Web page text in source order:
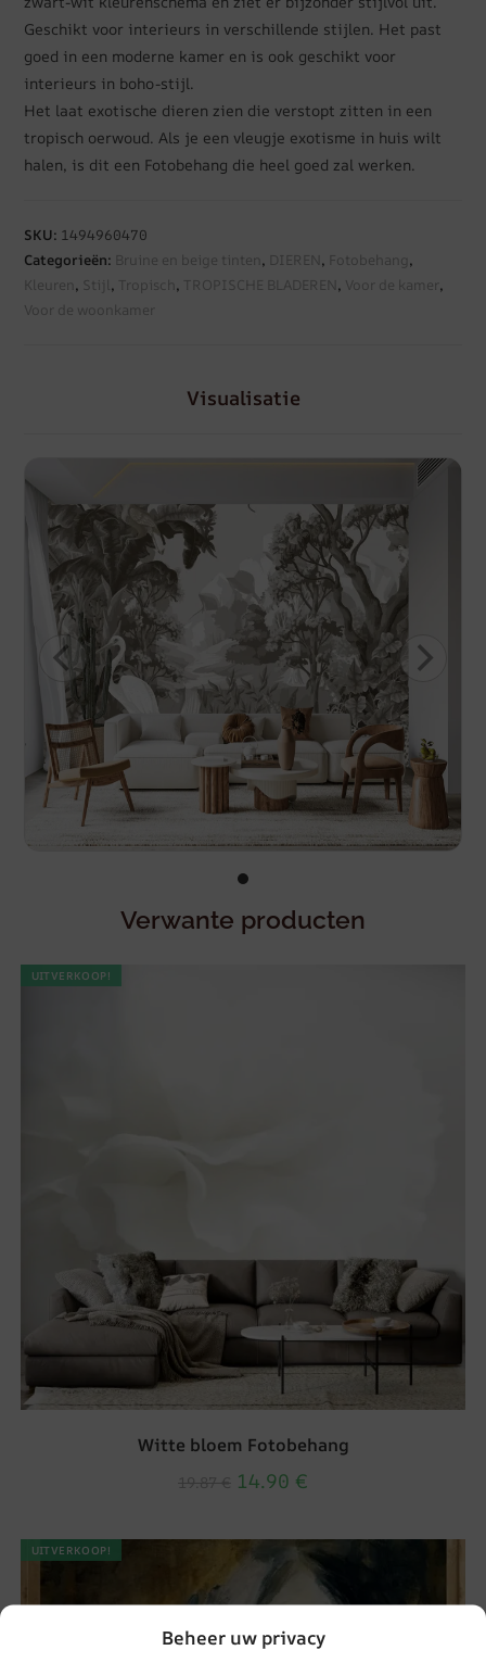
Beheer uw privacy
Geschikt voor interieurs in verschillende stijlen. Het past
goed in een moderne kamer en is ook geschikt voor
interieurs in boho-stijl.
Het laat exotische dieren zien die verstopt zitten in een
tropisch oerwoud. Als je een vleugje exotisme in huis wilt
halen, is dit een Fotobehang die heel goed zal werken.
SKU: 1494960470
Categorieën: Bruine en beige tinten , DIEREN , Fotobehang,
Kleuren , Stijl, Tropisch , TROPISCHE BLADEREN , Voor de kamer,
Voor de woonkamer
Visualisatie
Verwante producten
UITVERKOOP!
Witte bloem Fotobehang
14.90 €
UITVERKOOP!